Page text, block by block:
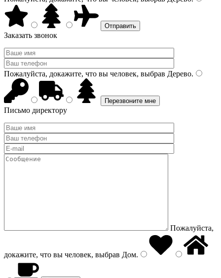
Заказать звонок
Пожалуйста, докажите, что вы человек, выбрав Дерево.
Письмо директору
Пожалуйста,
докажите, что вы человек, выбрав Дом.